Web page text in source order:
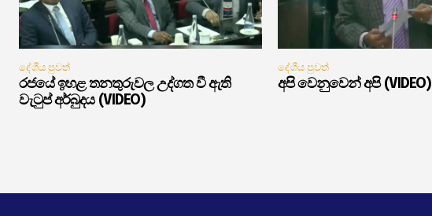
දේශීය පුවත්
රජයේ ඉහළ තනතුරුවල උද්ගත වී ඇති
වැටුප් අර්බුදය (VIDEO)
දේශීය පුවත්
අපි වෙනුවෙන් අපි (VIDEO)